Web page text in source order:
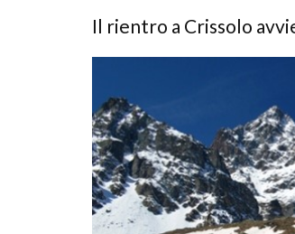
Il rientro a Crissolo